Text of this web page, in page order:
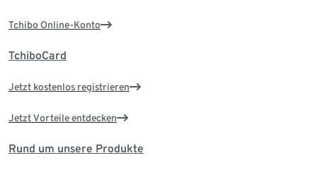
Tchibo Online-Konto
TchiboCard
Jetzt kostenlos registrieren
Jetzt Vorteile entdecken
Rund um unsere Produkte